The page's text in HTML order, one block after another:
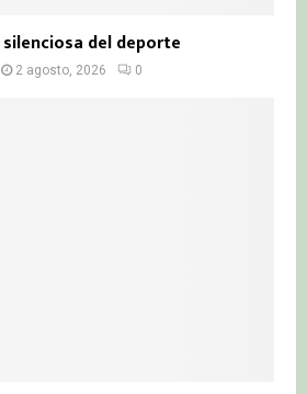
del deporte
2 agosto, 2026 0